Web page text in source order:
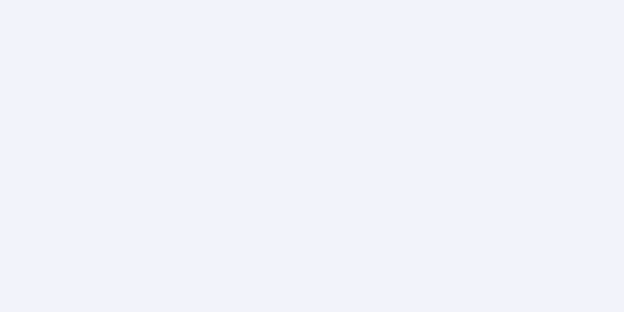
nồi truyền thống
vị và dinh dưỡng
hầm canh, súp dưỡng sinh
nhỏ